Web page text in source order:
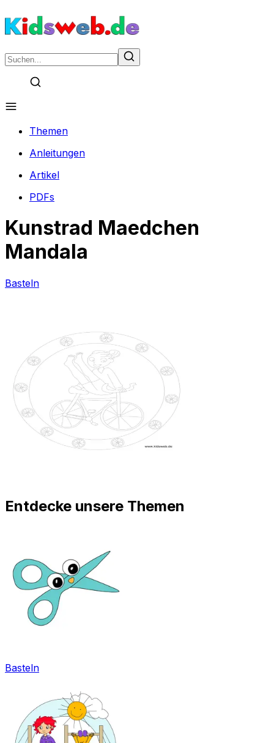
Themen
Anleitungen
Artikel
PDFs
Kunstrad Maedchen
Mandala
Basteln
Entdecke unsere Themen
Basteln